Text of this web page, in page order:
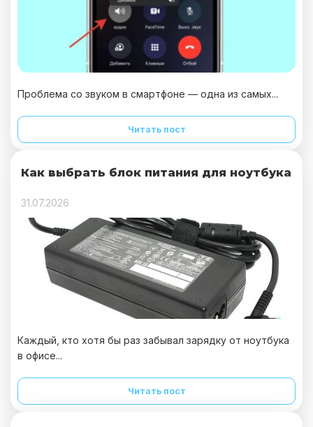
Проблема со звуком в смартфоне — одна из самых...
Читать пост
Как выбрать блок питания для ноутбука
31.07.2026
Каждый, кто хотя бы раз забывал зарядку от ноутбука
в офисе...
Читать пост